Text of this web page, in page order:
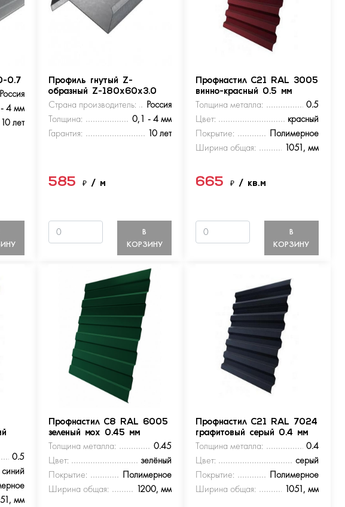
0.7
Россия
4 мм
10 лет
Профиль гнутый Z-
образный Z-180х60х3.0
Страна производитель:
Россия
Толщина:
0,1 - 4 мм
Гарантия:
10 лет
585₽/ м
В
КОРЗИНУ
Профнастил С21 RAL 3005
винно-красный 0.5 мм
Толщина металла:
0.5
Цвет:
красный
Покрытие:
Полимерное
Ширина общая:
1051, мм
665 ₽ / кв.м
В
КОРЗИНУ
0.5
синий
мм
Профнастил С8 RAL 6005
зеленый мох 0.45 мм
Толщина металла:
0.45
Цвет:
зелёный
Покрытие:
Полимерное
Ширина общая:
1200, мм
Профнастил С21 RAL 7024
графитовый серый 0.4 мм
Толщина металла:
0.4
Цвет:
серый
Покрытие:
Полимерное
Ширина общая:
1051, мм